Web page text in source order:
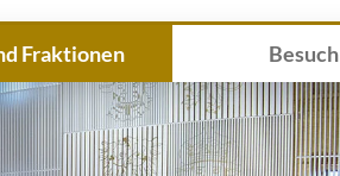
Fraktionen Besuch